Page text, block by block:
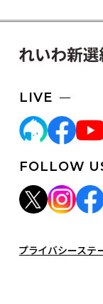
LIVE
FOLLOW
プライバシーステ